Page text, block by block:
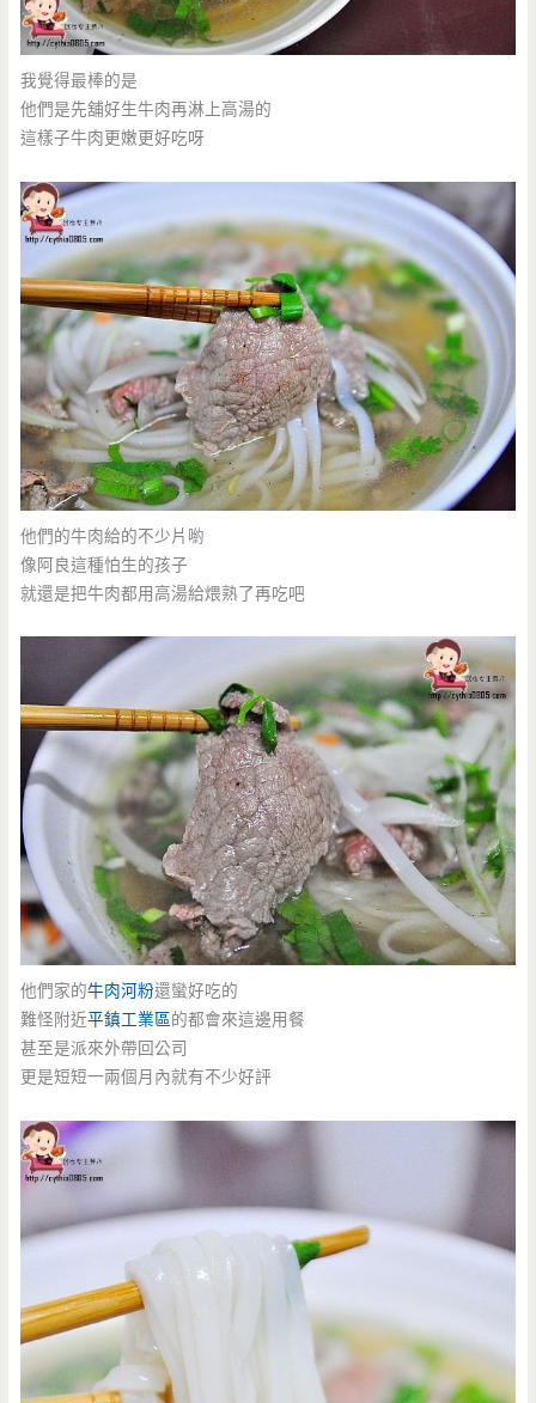
我覺得最棒的是
他們是先舖好生牛肉再淋上高湯的
這樣子牛肉更嫩更好吃呀
他們的牛肉給的不少片喲
像阿良這種怕生的孩子
就還是把牛肉都用高湯給煨熟了再吃吧
他們家的牛肉河粉還蠻好吃的
難怪附近平鎮工業區的都會來這邊用餐
甚至是派來外帶回公司
更是短短一兩個月內就有不少好評